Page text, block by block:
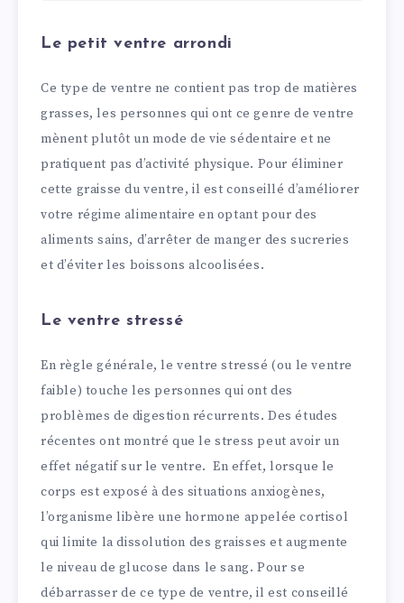
Le petit ventre arrondi
Ce type de ventre ne contient pas trop de matières
grasses, les personnes qui ont ce genre de ventre
mènent plutôt un mode de vie sédentaire et ne
pratiquent pas d’activité physique. Pour éliminer
cette graisse du ventre, il est conseillé d’améliorer
votre régime alimentaire en optant pour des
aliments sains, d’arrêter de manger des sucreries
et d’éviter les boissons alcoolisées.
Le ventre stressé
En règle générale, le ventre stressé (ou le ventre
faible) touche les personnes qui ont des
problèmes de digestion récurrents. Des études
récentes ont montré que le stress peut avoir un
effet négatif sur le ventre. En effet, lorsque le
corps est exposé à des situations anxiogènes,
l’organisme libère une hormone appelée cortisol
qui limite la dissolution des graisses et augmente
le niveau de glucose dans le sang. Pour se
débarrasser de ce type de ventre, il est conseillé